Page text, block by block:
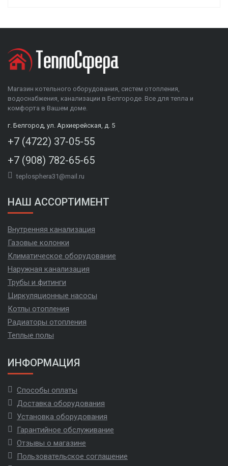
Магазин котельного оборудования, систем отопления,
водоснабжения, канализации в Белгороде. Все для тепла и
комфорта в Вашем доме.
г. Белгород, ул. Архиерейская, д. 5
+7 (4722) 37-05-55
+7 (908) 782-65-65
teplosphera31@mail.ru
НАШ АССОРТИМЕНТ
Внутренняя канализация
Газовые колонки
Климатическое оборудование
Наружная канализация
Трубы и фитинги
Циркуляционные насосы
Котлы отопления
Радиаторы отопления
Теплые полы
ИНФОРМАЦИЯ
Способы оплаты
Доставка оборудования
Установка оборудования
Гарантийное обслуживание
Отзывы о магазине
Пользовательское соглашение